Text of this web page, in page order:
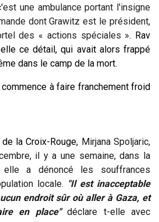
une ambulance portant l'insigne
dont Grawitz est le président,
des « actions spéciales ». Rav
ce détail, qui avait alors frappé
dans le camp de la mort.
commence à faire franchement froid
la Croix-Rouge, Mirjana Spoljaric,
il y a une semaine, dans la
a dénoncé les souffrances
locale. "Il est inacceptable
endroit sûr où aller à Gaza, et
en place" déclare t-elle avec